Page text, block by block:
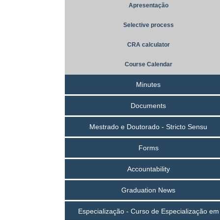
Apresentação
Selective process
CRA calculator
Course Calendar
Minutes
Documents
Mestrado e Doutorado - Stricto Sensu
Forms
Accountability
Graduation News
Especialização - Curso de Especialização em